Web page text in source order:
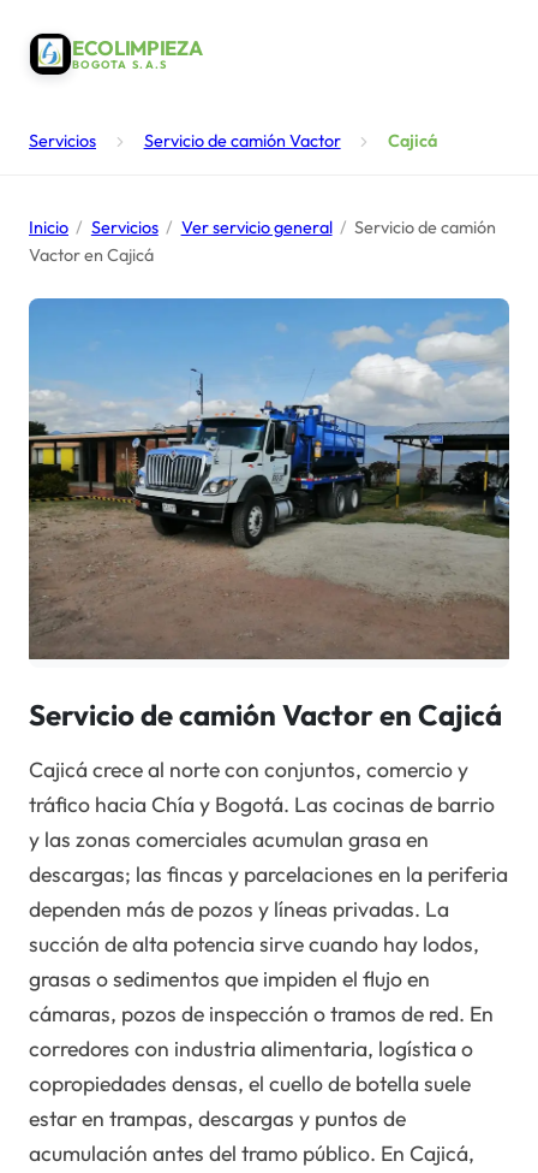
ECOLIMPIEZA
BOGOTA S.A.S
Servicios Servicio de camión Vactor Cajicá
Inicio / Servicios / Ver servicio general / Servicio de camión
Vactor en Cajicá
Servicio de camión Vactor en Cajicá
Cajicá crece al norte con conjuntos, comercio y
tráfico hacia Chía y Bogotá. Las cocinas de barrio
y las zonas comerciales acumulan grasa en
descargas; las fincas y parcelaciones en la periferia
dependen más de pozos y líneas privadas. La
succión de alta potencia sirve cuando hay lodos,
grasas o sedimentos que impiden el flujo en
cámaras, pozos de inspección o tramos de red. En
corredores con industria alimentaria, logística o
copropiedades densas, el cuello de botella suele
estar en trampas, descargas y puntos de
acumulación antes del tramo público. En Cajicá,